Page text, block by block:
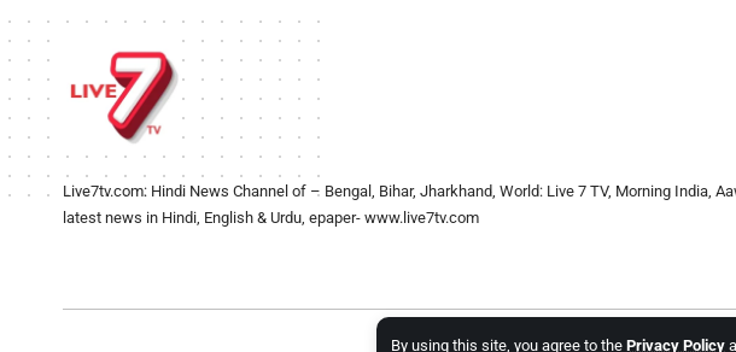
By using this site, you agree to the Privacy Policy
Live7tv.com: Hindi News Channel of – Bengal, Bihar, Jharkhand, World: Live 7 TV, Morning India,
latest news in Hindi, English & Urdu, epaper- www.live7tv.com
2024- All Rights Reserved.Live 7 tv.